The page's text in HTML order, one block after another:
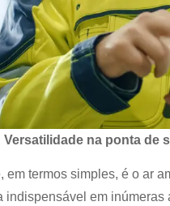
na ponta de
em termos simples, é o ar
indispensável em